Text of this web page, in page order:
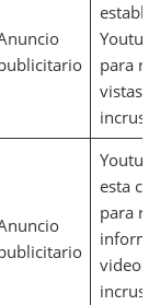
para
vistas
esta
para
videos